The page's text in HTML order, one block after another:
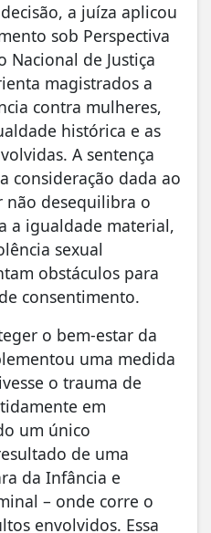
a juíza aplicou
sob Perspectiva
Nacional de Justiça
magistrados a
contra mulheres,
histórica e as
A sentença
consideração dada ao
desequilibra o
a igualdade material,
sexual
obstáculos para
consentimento.
o bem-estar da
uma medida
o trauma de
em
um único
de uma
da Infância e
– onde corre o
envolvidos. Essa